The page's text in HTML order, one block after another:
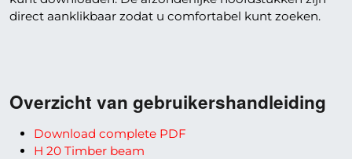
direct aanklikbaar zodat u comfortabel kunt zoeken.
Overzicht van gebruikershandleiding
Download complete PDF
H 20 Timber beam